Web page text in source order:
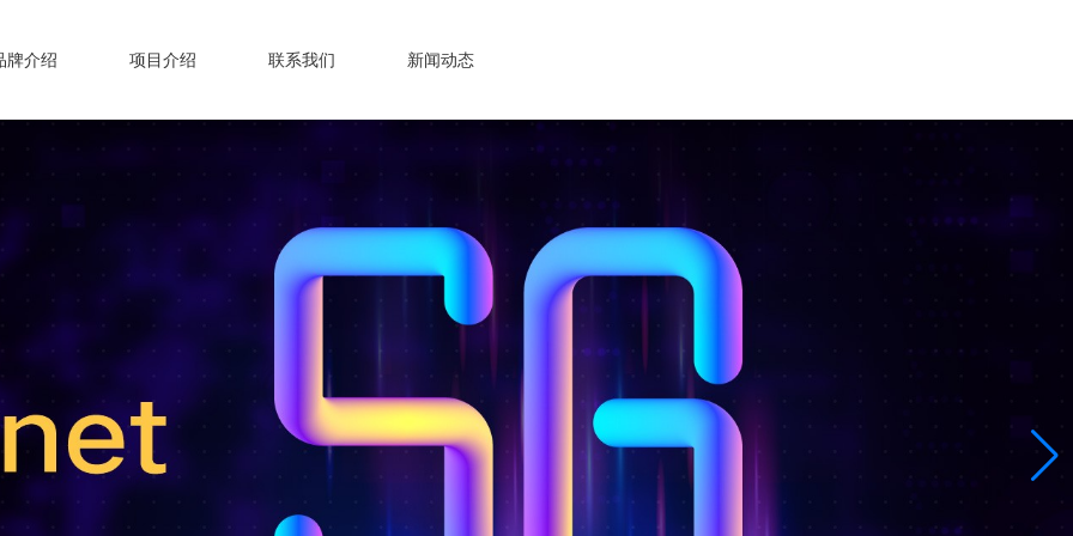
牌介绍 项目介绍 联系我们 新闻动态